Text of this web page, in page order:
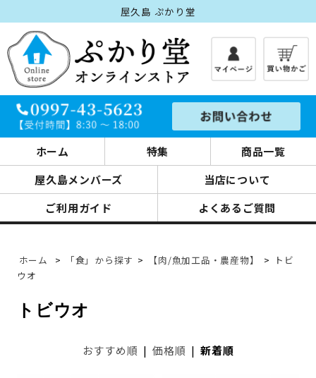
屋久島 ぷかり堂
ホーム 特集
商品一覧
屋久島メンバーズ
当店について
ご利用ガイド
よくあるご質問
ホーム > 「食」から探す > 【肉/魚加工品・農産物】 >
トビ
ウオ
トビウオ
おすすめ順 |価格順 |新着順